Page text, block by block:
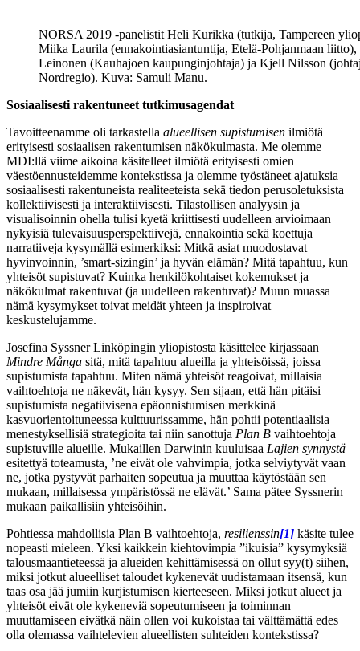
NORSA 2019 -panelistit Heli Kurikka (tutkija, Tampereen
Miika Laurila (ennakointiasiantuntija, Etelä-Pohjanmaan
Leinonen (Kauhajoen kaupunginjohtaja) ja Kjell Nilsson
Nordregio). Kuva: Samuli Manu.
Sosiaalisesti rakentuneet tutkimusagendat
Tavoitteenamme oli tarkastella alueellisen supistumisen ilmiötä
erityisesti sosiaalisen rakentumisen näkökulmasta. Me olemme
MDI:llä viime aikoina käsitelleet ilmiötä erityisesti omien
väestöennusteidemme kontekstissa ja olemme työstäneet ajatuksia
sosiaalisesti rakentuneista realiteeteista sekä tiedon perusoletuksista
kollektiivisesti ja interaktiivisesti. Tilastollisen analyysin ja
visualisoinnin ohella tulisi kyetä kriittisesti uudelleen arvioimaan
nykyisiä tulevaisuusperspektiivejä, ennakointia sekä koettuja
narratiiveja kysymällä esimerkiksi: Mitkä asiat muodostavat
hyvinvoinnin, ’smart-sizingin’ ja hyvän elämän? Mitä tapahtuu, kun
yhteisöt supistuvat? Kuinka henkilökohtaiset kokemukset ja
näkökulmat rakentuvat (ja uudelleen rakentuvat)? Muun muassa
nämä kysymykset toivat meidät yhteen ja inspiroivat
keskustelujamme.
Josefina Syssner Linköpingin yliopistosta käsittelee kirjassaan
Mindre Många sitä, mitä tapahtuu alueilla ja yhteisöissä, joissa
supistumista tapahtuu. Miten nämä yhteisöt reagoivat, millaisia
vaihtoehtoja ne näkevät, hän kysyy. Sen sijaan, että hän pitäisi
supistumista negatiivisena epäonnistumisen merkkinä
kasvuorientoituneessa kulttuurissamme, hän pohtii potentiaalisia
menestyksellisiä strategioita tai niin sanottuja Plan B vaihtoehtoja
supistuville alueille. Mukaillen Darwinin kuuluisaa Lajien synnystä
esitettyä toteamusta ’ne eivät ole vahvimpia, jotka selviytyvät vaan
ne, jotka pystyvät parhaiten sopeutua ja muuttaa käytöstään sen
mukaan, millaisessa ympäristössä ne elävät.’ Sama pätee Syssnerin
mukaan paikallisiin yhteisöihin.
Pohtiessa mahdollisia Plan B vaihtoehtoja, resilienssin[1] käsite tulee
nopeasti mieleen. Yksi kaikkein kiehtovimpia ”ikuisia” kysymyksiä
talousmaantieteessä ja alueiden kehittämisessä on ollut syy(t) siihen,
miksi jotkut alueelliset taloudet kykenevät uudistamaan itsensä, kun
taas osa jää jumiin kurjistumisen kierteeseen. Miksi jotkut alueet ja
yhteisöt eivät ole kykeneviä sopeutumiseen ja toiminnan
muuttamiseen eivätkä näin ollen voi kukoistaa tai välttämättä edes
olla olemassa vaihtelevien alueellisten suhteiden kontekstissa?